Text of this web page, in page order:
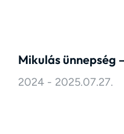
Mikulás ünnepség
2024 2025.07.27.